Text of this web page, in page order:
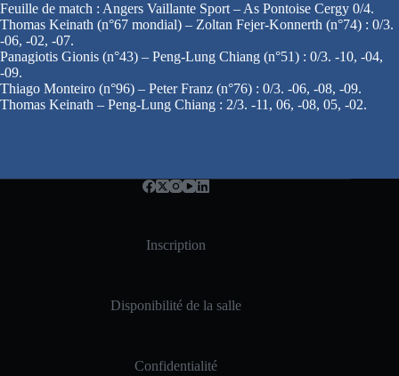
Feuille de match : Angers Vaillante Sport – As Pontoise Cergy 0/4.
Thomas Keinath (n°67 mondial) – Zoltan Fejer-Konnerth (n°74) : 0/3.
-06, -02, -07.
Panagiotis Gionis (n°43) – Peng-Lung Chiang (n°51) : 0/3. -10, -04,
-09.
Thiago Monteiro (n°96) – Peter Franz (n°76) : 0/3. -06, -08, -09.
Thomas Keinath – Peng-Lung Chiang : 2/3. -11, 06, -08, 05, -02.
Inscription
Disponibilité de la salle
Confidentialité